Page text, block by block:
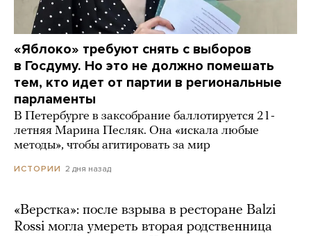
«Яблоко» требуют снять с выборов
в Госдуму. Но это не должно помешать
тем, кто идет от партии в региональные
парламенты
В Петербурге в заксобрание баллотируется 21-
летняя Марина Песляк. Она «искала любые
методы», чтобы агитировать за мир
ИСТОРИИ 2 дня назад
«Верстка»: после взрыва в ресторане Balzi
Rossi могла умереть вторая родственница